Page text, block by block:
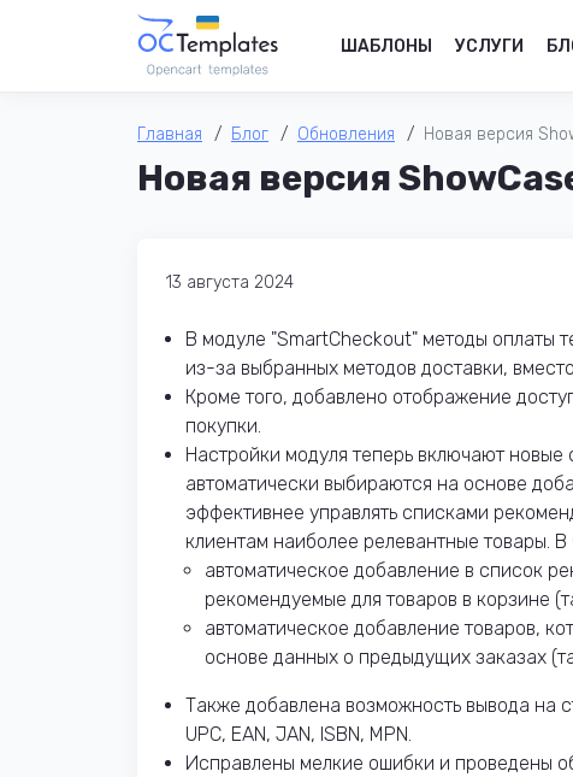
ШАБЛОНЫ УСЛУГИ
Главная Блог Обновления Новая версия
Новая версия
13 августа 2024
В модуле "SmartCheckout" методы оплаты
из-за выбранных методов доставки,
Кроме того, добавлено отображение
покупки.
Настройки модуля теперь включают
автоматически выбираются на основе
эффективнее управлять списками
клиентам наиболее релевантные товары.
автоматическое добавление в список
рекомендуемые для товаров в корзине
автоматическое добавление товаров,
основе данных о предыдущих заказах
Также добавлена возможность вывода на
UPC, EAN, JAN, ISBN, MPN.
Исправлены мелкие ошибки и проведены